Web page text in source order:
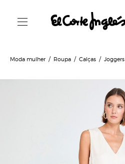
Moda mulher Roupa Calças Joggers